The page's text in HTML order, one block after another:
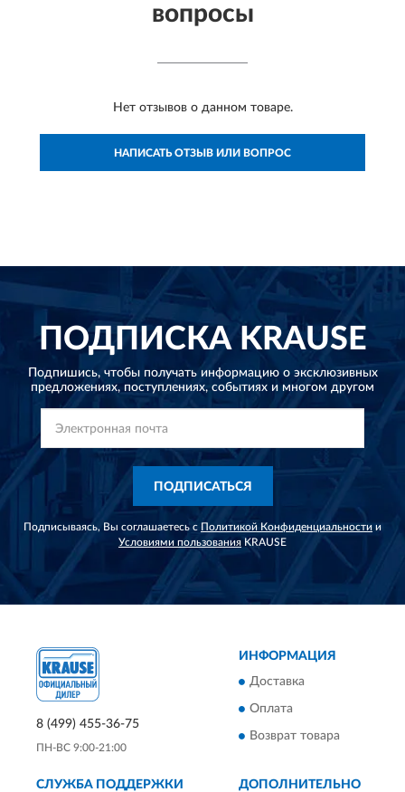
вопросы
Нет отзывов о данном товаре.
НАПИСАТЬ ОТЗЫВ ИЛИ ВОПРОС
ПОДПИСКАKRAUSE
Подпишись, чтобы получать информацию о эксклюзивных
предложениях, поступлениях, событиях и многом другом
ПОДПИСАТЬСЯ
Подписываясь, Вы соглашаетесь с Политикой Конфиденциальности и
Условиями пользованияKRAUSE
8 (499) 455-36-75
ПН-ВС 9:00-21:00
ИНФОРМАЦИЯ
Доставка
Оплата
Возврат товара
СЛУЖБА ПОДДЕРЖКИ ДОПОЛНИТЕЛЬНО